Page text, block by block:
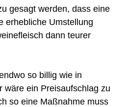
gesagt werden, dass eine
erhebliche Umstellung
dann teurer
so billig wie in
wäre ein Preisaufschlag zu
so eine Maßnahme muss